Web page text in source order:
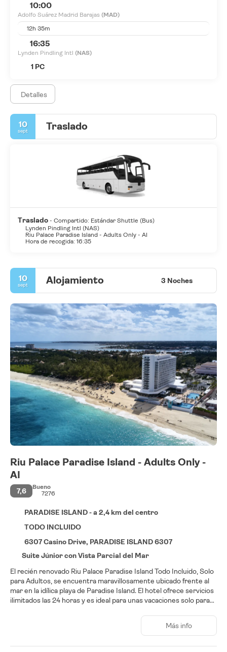
10:00
Adolfo Suárez Madrid Barajas (MAD)
12h 35m
16:35
Lynden Pindling Intl (NAS)
1 PC
Detalles
10
sept Traslado
Traslado - Compartido: Estándar Shuttle (Bus)
Lynden Pindling Intl (NAS)
Riu Palace Paradise Island - Adults Only - AI
Hora de recogida: 16:35
10
sept Alojamiento 3 Noches
Riu Palace Paradise Island - Adults Only -
AI
7,6
Bueno
7276
PARADISE ISLAND - a 2,4 km del centro
TODO INCLUIDO
6307 Casino Drive, PARADISE ISLAND 6307
Suite Júnior con Vista Parcial del Mar
El recién renovado Riu Palace Paradise Island Todo Incluido, Solo
para Adultos, se encuentra maravillosamente ubicado frente al
mar en la idílica playa de Paradise Island. El hotel ofrece servicios
ilimitados las 24 horas y es ideal para unas vacaciones solo para
entretenimiento necesarias para disfrutar de una gran estancia.
Está a aproximadamente 100 metros del casino más grande del
más cercanas. El hotel se encuentra a 3 kilómetros del centro de
Más info